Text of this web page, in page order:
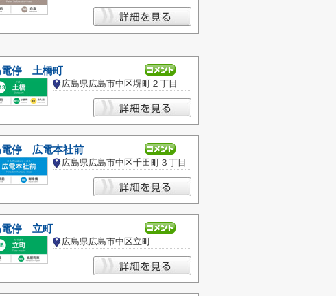
電停 土橋町
広島県広島市中区堺町２丁目
電停 広電本社前
広島県広島市中区千田町３丁目
電停 立町
広島県広島市中区立町